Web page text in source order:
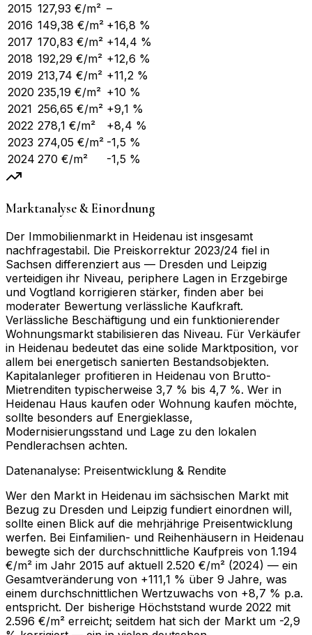
2015 127,93 €/m² –
2016 149,38 €/m² +16,8 %
2017 170,83 €/m² +14,4 %
2018 192,29 €/m² +12,6 %
2019 213,74 €/m² +11,2 %
2020 235,19 €/m² +10 %
2021 256,65 €/m² +9,1 %
2022 278,1 €/m²
+8,4 %
2023 274,05 €/m² -1,5 %
2024 270 €/m² -1,5 %
Marktanalyse & Einordnung
Der Immobilienmarkt in Heidenau ist insgesamt
nachfragestabil. Die Preiskorrektur 2023/24 fiel in
Sachsen differenziert aus — Dresden und Leipzig
verteidigen ihr Niveau, periphere Lagen in Erzgebirge
und Vogtland korrigieren stärker, finden aber bei
moderater Bewertung verlässliche Kaufkraft.
Verlässliche Beschäftigung und ein funktionierender
Wohnungsmarkt stabilisieren das Niveau. Für Verkäufer
in Heidenau bedeutet das eine solide Marktposition, vor
allem bei energetisch sanierten Bestandsobjekten.
Kapitalanleger profitieren in Heidenau von Brutto-
Mietrenditen typischerweise 3,7 % bis 4,7 %. Wer in
Heidenau Haus kaufen oder Wohnung kaufen möchte,
sollte besonders auf Energieklasse,
Modernisierungsstand und Lage zu den lokalen
Pendlerachsen achten.
Datenanalyse: Preisentwicklung & Rendite
Wer den Markt in Heidenau im sächsischen Markt mit
Bezug zu Dresden und Leipzig fundiert einordnen will,
sollte einen Blick auf die mehrjährige Preisentwicklung
werfen. Bei Einfamilien- und Reihenhäusern in Heidenau
bewegte sich der durchschnittliche Kaufpreis von 1.194
€/m² im Jahr 2015 auf aktuell 2.520 €/m² (2024) — ein
Gesamtveränderung von +111,1 % über 9 Jahre, was
einem durchschnittlichen Wertzuwachs von +8,7 % p.a.
entspricht. Der bisherige Höchststand wurde 2022 mit
2.596 €/m² erreicht; seitdem hat sich der Markt um -2,9